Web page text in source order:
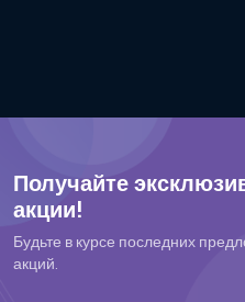
Получайте
акции!
Будьте в курсе последних
акций.